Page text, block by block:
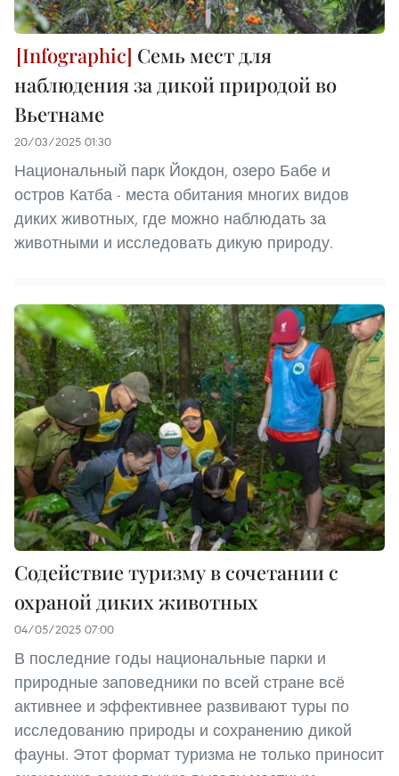
Семь мест для
наблюдения за дикой природой во
Вьетнаме
20/03/2025 01:30
Национальный парк Йокдон, озеро Бабе и
остров Катба - места обитания многих видов
диких животных, где можно наблюдать за
животными и исследовать дикую природу.
Содействие туризму в сочетании с
охраной диких животных
04/05/2025 07:00
В последние годы национальные парки и
природные заповедники по всей стране всё
активнее и эффективнее развивают туры по
исследованию природы и сохранению дикой
фауны. Этот формат туризма не только приносит